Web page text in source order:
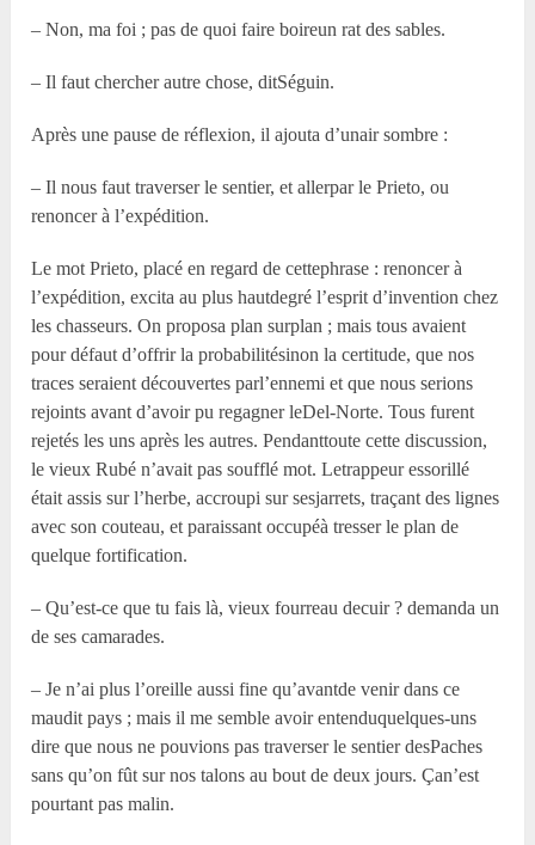
– Non, ma foi ; pas de quoi faire boireun rat des sables.
– Il faut chercher autre chose, ditSéguin.
Après une pause de réflexion, il ajouta d’unair sombre :
– Il nous faut traverser le sentier, et allerpar le Prieto, ou
renoncer à l’expédition.
Le mot Prieto, placé en regard de cettephrase : renoncer à
l’expédition, excita au plus hautdegré l’esprit d’invention chez
les chasseurs. On proposa plan surplan ; mais tous avaient
pour défaut d’offrir la probabilitésinon la certitude, que nos
traces seraient découvertes parl’ennemi et que nous serions
rejoints avant d’avoir pu regagner leDel-Norte. Tous furent
rejetés les uns après les autres. Pendanttoute cette discussion,
le vieux Rubé n’avait pas soufflé mot. Letrappeur essorillé
était assis sur l’herbe, accroupi sur sesjarrets, traçant des lignes
avec son couteau, et paraissant occupéà tresser le plan de
quelque fortification.
– Qu’est-ce que tu fais là, vieux fourreau decuir ? demanda un
de ses camarades.
– Je n’ai plus l’oreille aussi fine qu’avantde venir dans ce
maudit pays ; mais il me semble avoir entenduquelques-uns
dire que nous ne pouvions pas traverser le sentier desPaches
sans qu’on fût sur nos talons au bout de deux jours. Çan’est
pourtant pas malin.